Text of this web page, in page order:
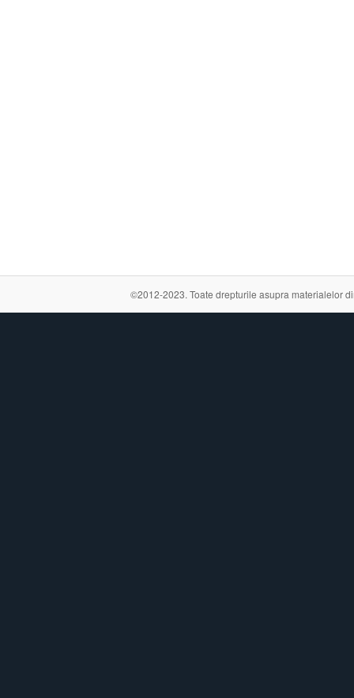
©2012-2023. Toate drepturile asupra materialelor